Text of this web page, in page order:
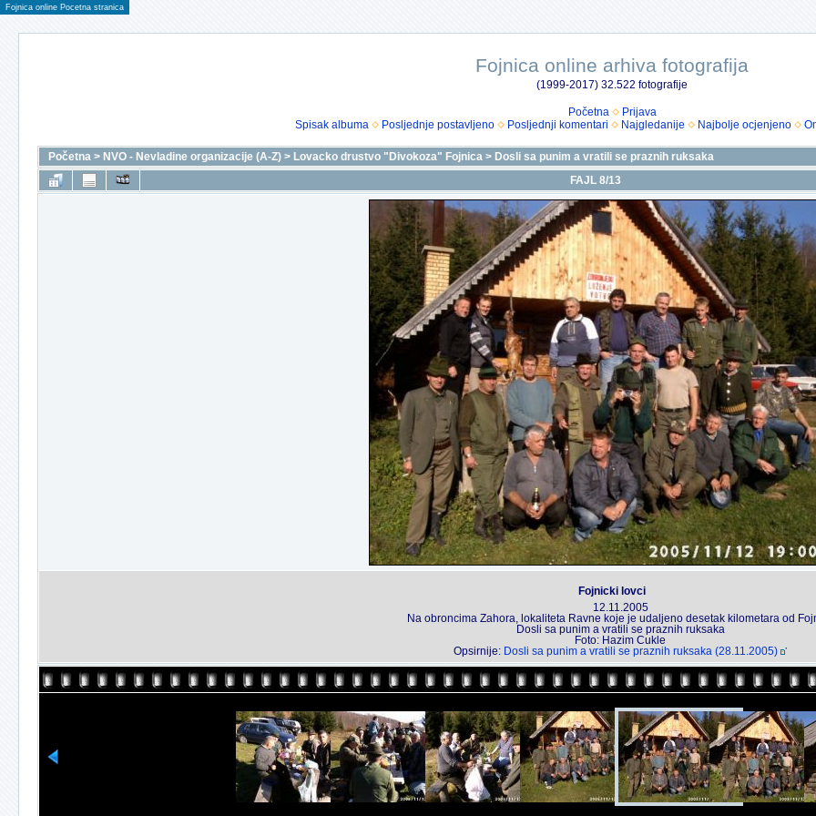
Fojnica online Pocetna stranica
Fojnica online arhiva fotografija
(1999-2017) 32.522 fotografije
Početna
Prijava
Spisak albuma
Posljednje postavljeno Posljednji komentari Najgledanije Najbolje ocjenjeno
Početna > NVO - Nevladine organizacije (A-Z) > Lovacko drustvo "Divokoza" Fojnica > Dosli sa punim a vratili se praznih ruksaka
FAJL 8/13
Fojnicki lovci
12.11.2005
Na obroncima Zahora, lokaliteta Ravne koje je udaljeno desetak kilometara od
Dosli sa punim a vratili se praznih ruksaka
Foto: Hazim Cukle
Opsirnije: Dosli sa punim a vratili se praznih ruksaka (28.11.2005)